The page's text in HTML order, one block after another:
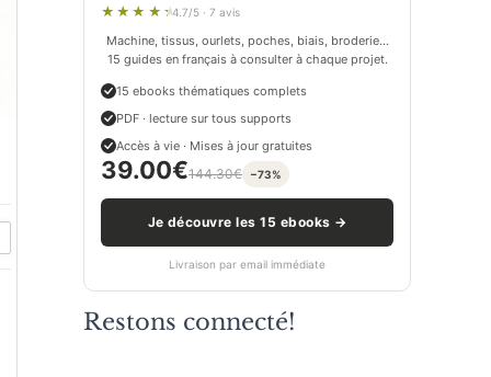
4.7/5 · 7 avis
Machine, tissus, ourlets, poches, biais, broderie…
15 guides en français à consulter à chaque projet.
15 ebooks thématiques complets
PDF · lecture sur tous supports
Accès à vie · Mises à jour gratuites
39.00€144.30€ −73%
Je découvre les 15 ebooks →
Livraison par email immédiate
Restons connecté!